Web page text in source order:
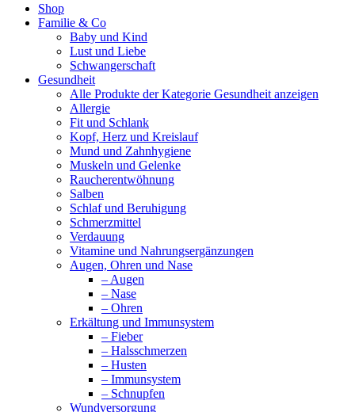
Shop
Familie & Co
Baby und Kind
Lust und Liebe
Schwangerschaft
Gesundheit
Alle Produkte der Kategorie Gesundheit anzeigen
Allergie
Fit und Schlank
Kopf, Herz und Kreislauf
Mund und Zahnhygiene
Muskeln und Gelenke
Raucherentwöhnung
Salben
Schlaf und Beruhigung
Schmerzmittel
Verdauung
Vitamine und Nahrungsergänzungen
Augen, Ohren und Nase
– Augen
– Nase
– Ohren
Erkältung und Immunsystem
– Fieber
– Halsschmerzen
– Husten
– Immunsystem
– Schnupfen
Wundversorgung